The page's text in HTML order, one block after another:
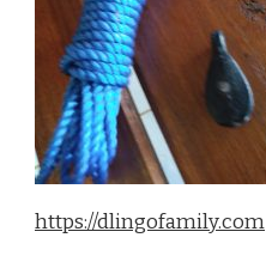
https://dlingofamily.com